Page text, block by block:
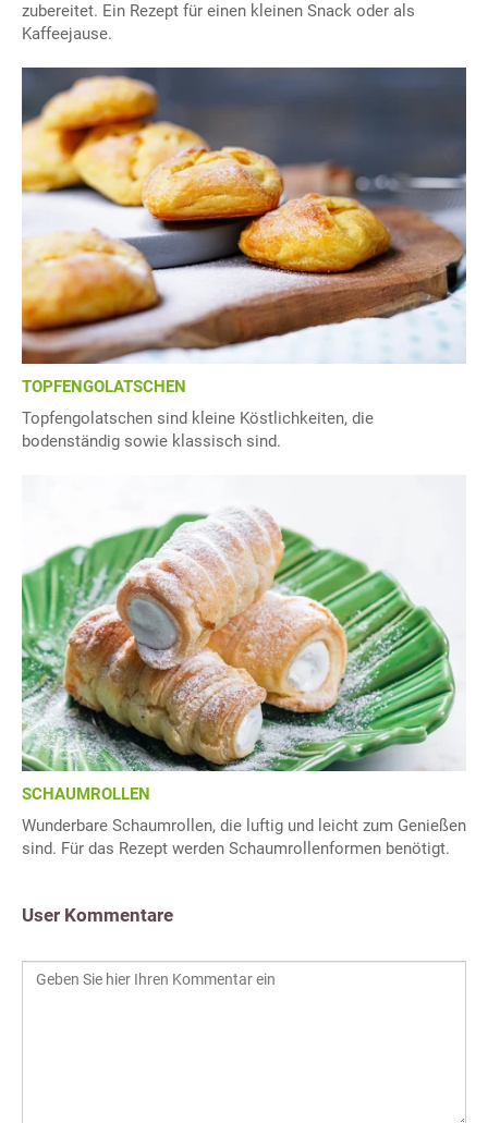
zubereitet. Ein Rezept für einen kleinen Snack oder als
Kaffeejause.
TOPFENGOLATSCHEN
Topfengolatschen sind kleine Köstlichkeiten, die
bodenständig sowie klassisch sind.
SCHAUMROLLEN
Wunderbare Schaumrollen, die luftig und leicht zum Genießen
sind. Für das Rezept werden Schaumrollenformen benötigt.
User Kommentare